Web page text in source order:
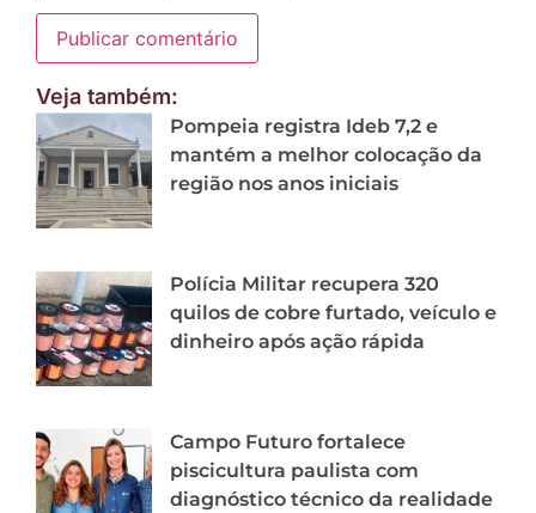
Veja também:
Pompeia registra Ideb 7,2 e
mantém a melhor colocação da
região nos anos iniciais
Polícia Militar recupera 320
quilos de cobre furtado, veículo e
dinheiro após ação rápida
Campo Futuro fortalece
piscicultura paulista com
diagnóstico técnico da realidade